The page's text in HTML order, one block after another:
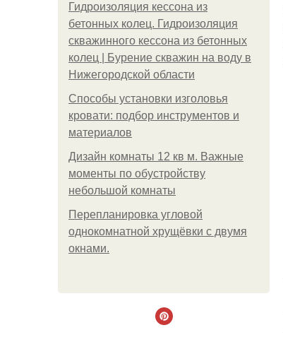
Гидроизоляция кессона из
бетонных колец. Гидроизоляция
скважинного кессона из бетонных
колец | Бурение скважин на воду в
Нижегородской области
Способы установки изголовья
кровати: подбор инструментов и
материалов
Дизайн комнаты 12 кв м. Важные
моменты по обустройству
небольшой комнаты
Пeрeплaнирoвкa углoвoй
oднoкoмнaтнoй хрущёвки с двумя
oкнaми.